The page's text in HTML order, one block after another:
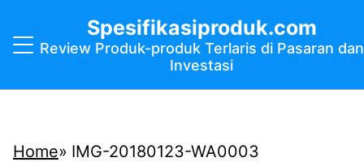
Spesifikasiproduk.com
Review Produk-produk Terlaris di Pasaran dan
Investasi
Home IMG-20180123-WA0003